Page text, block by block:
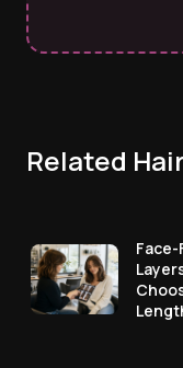
Related
Face-